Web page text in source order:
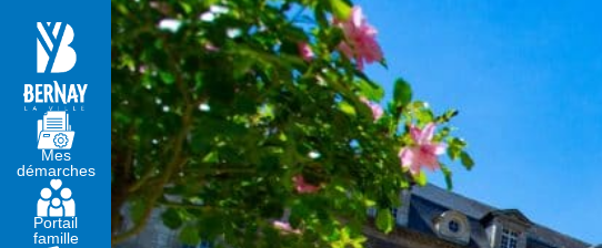
MA MAIRIE VIVRE À BERNAY
Mes
démarches
Portail
famille